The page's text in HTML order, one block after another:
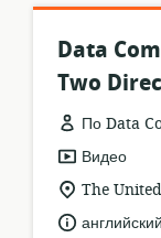
Data
Two
По Data
формат
ресурса:
Видео
актуальное
The
язык:английский